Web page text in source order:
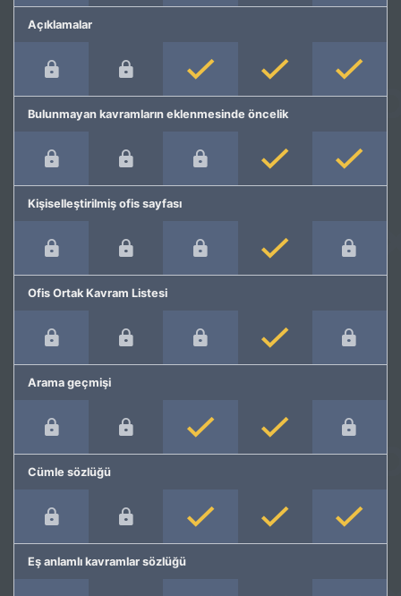
Açıklamalar
Bulunmayan kavramların eklenmesinde öncelik
Kişiselleştirilmiş ofis sayfası
Ofis Ortak Kavram Listesi
Arama geçmişi
Cümle sözlüğü
Eş anlamlı kavramlar sözlüğü